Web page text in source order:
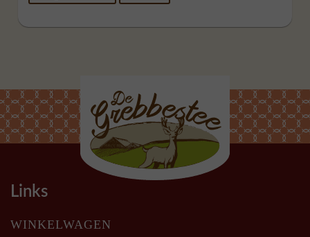
Links
WINKELWAGEN